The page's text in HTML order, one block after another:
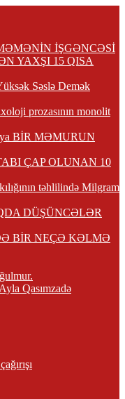
İŞGƏNCƏSİ
YAXŞI 15 QISA
Səslə Demək
prozasının monolit
BİR MƏMURUN
ÇAP OLUNAN 10
təhlilində Milgram
DÜŞÜNCƏLƏR
BİR NEÇƏ KƏLMƏ
Qasımzadə